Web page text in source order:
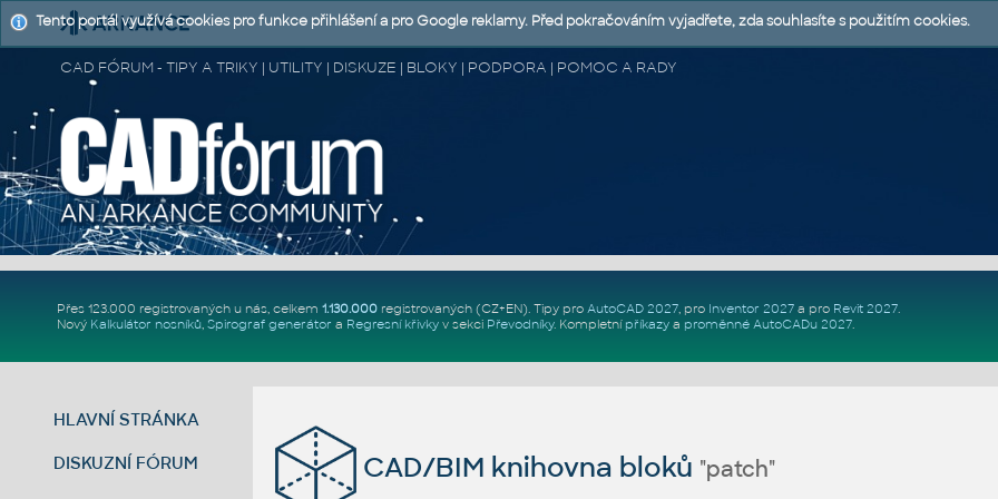
CAD FÓRUM - TIPY A TRIKY | UTILITY | DISKUZE | BLOKY | PODPORA | POMOC A RADY
Přes 123.000 registrovaných u nás, celkem 1.130.000registrovaných (CZ+EN). Tipy pro AutoCAD 2027, pro Inventor 2027a pro Revit 2027.
Nový Kalkulátor nosníků, Spirograf generátor a Regresní křivkyv sekci Převodníky. Kompletní příkazya proměnné AutoCADu 2027.
HLAVNÍ STRÁNKA
DISKUZNÍ FÓRUM CAD/BIM knihovna bloků "patch"
Tento portál využívá cookies pro funkce přihlášení a pro Google reklamy. Před pokračováním vyjadřete, zda souhlasíte s použitím cookies.